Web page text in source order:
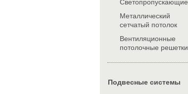
Светопропускающие
Металлический
сетчатый потолок
Вентиляционные
потолочные решетки
Подвесные системы